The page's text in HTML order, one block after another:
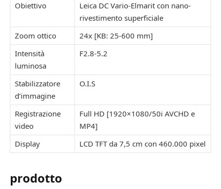
Obiettivo
Leica DC Vario-Elmarit con nano-
rivestimento superficiale
Zoom ottico
24x [KB: 25-600 mm]
Intensità
luminosa
F2.8-5.2
Stabilizzatore
d’immagine
O.I.S
Registrazione
video
Full HD [1920×1080/50i AVCHD e
MP4]
Display
LCD TFT da 7,5 cm con 460.000 pixel
prodotto